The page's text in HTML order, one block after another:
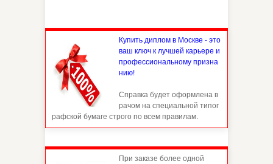
Купить диплом в Москве - это
ваш ключ к лучшей карьере и
профессиональному призна
нию!
Справка будет оформлена в
рачом на специальной типог
рафской бумаге строго по всем правилам.
При заказе более одной